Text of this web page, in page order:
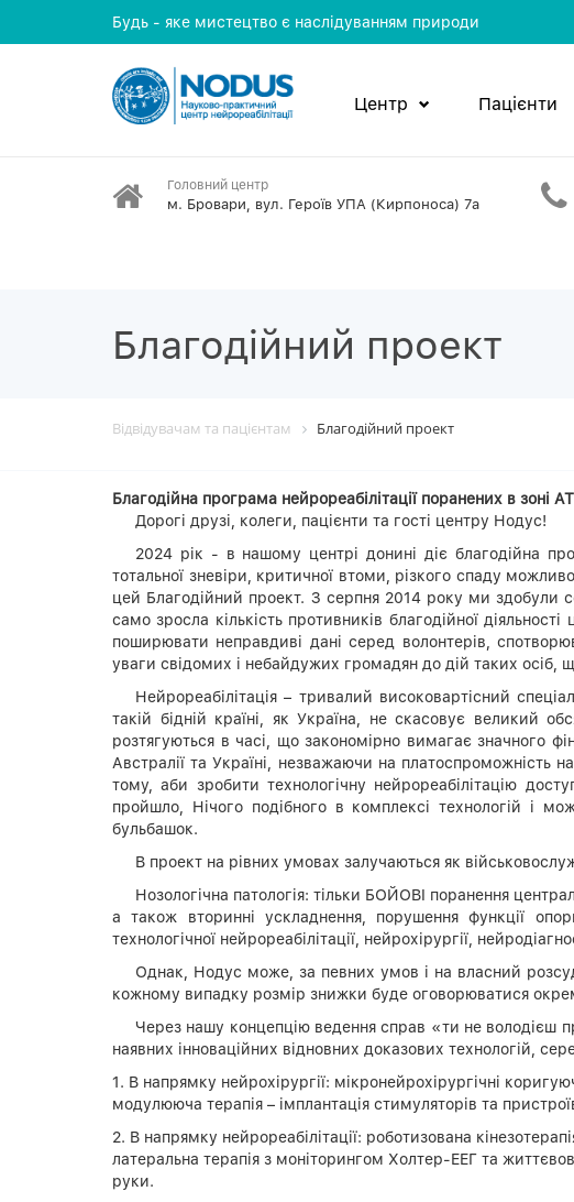
Будь - яке мистецтво є наслідуванням природи
Центр Пацієнти
Головний центр
м. Бровари, вул. Героїв УПА (Кирпоноса) 7а
Благодiйний проект
Відвідувачам та пацієнтам Благодiйний проект
Благодійна програма нейрореабілітації поранених в зоні
Дорогі друзі, колеги, пацієнти та гості центру Нодус!
2024 рік - в нашому центрі донині діє благодійна
тотальної зневіри, критичної втоми, різкого спаду
цей Благодійний проект. З серпня 2014 року ми здобули
само зросла кількість противників благодійної
поширювати неправдиві дані серед волонтерів,
уваги свідомих і небайдужих громадян до дій таких осіб,
Нейрореабілітація – тривалий високовартісний
такій бідній країні, як Україна, не скасовує великий
розтягуються в часі, що закономірно вимагає значного
Австралії та Україні, незважаючи на платоспроможність
тому, аби зробити технологічну нейрореабілітацію
пройшло, Нічого подібного в комплексі технологій і
бульбашок.
В проект на рівних умовах залучаються як
Нозологічна патологія: тільки БОЙОВІ поранення
а також вторинні ускладнення, порушення функції
технологічної нейрореабілітації, нейрохірургії,
Однак, Нодус може, за певних умов і на власний
кожному випадку розмір знижки буде оговорюватися
Через нашу концепцію ведення справ «ти не володієш
наявних інноваційних відновних доказових технологій,
1. В напрямку нейрохірургії: мікронейрохірургічні
модулююча терапія – імплантація стимуляторів та
2. В напрямку нейрореабілітації: роботизована
латеральна терапія з моніторингом Холтер-ЕЕГ та
руки.